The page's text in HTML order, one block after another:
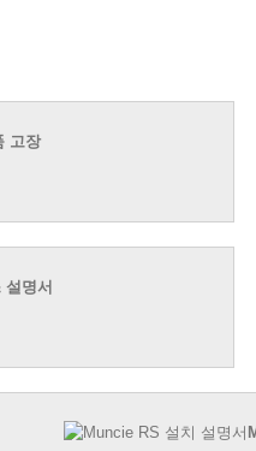
고장
명서